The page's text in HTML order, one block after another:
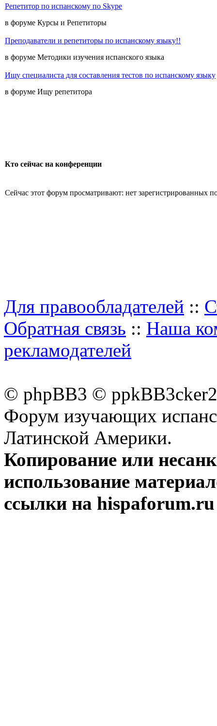
Репетитор по испанскому по Skype
в форуме Курсы и Репетиторы
Преподаватели и репетиторы по испанскому языку!!
в форуме Методики изучения испанского языка
Ищу специалиста для составления тестов по испанскому языку
в форуме Ищу репетитора
Кто сейчас на конференции
Сейчас этот форум просматривают: нет зарегистрированных
Для правообладателей ::
Обратная связь :: Наша
рекламодателей
© phpBB3 ©
Форум изучающих
Латинской Америки.
Копирование или
использование
ссылки на hispaforum.ru